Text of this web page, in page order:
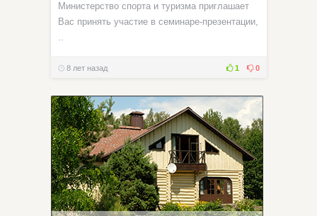
Министерство спорта и туризма приглашает
Вас принять участие в семинаре-презентации,
..
8 лет назад 1 0